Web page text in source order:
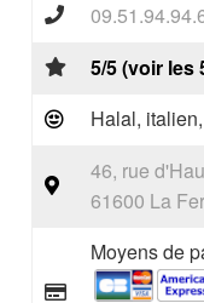
5/5 (voir les
Halal,
46, rue
61600 La
Moyens de